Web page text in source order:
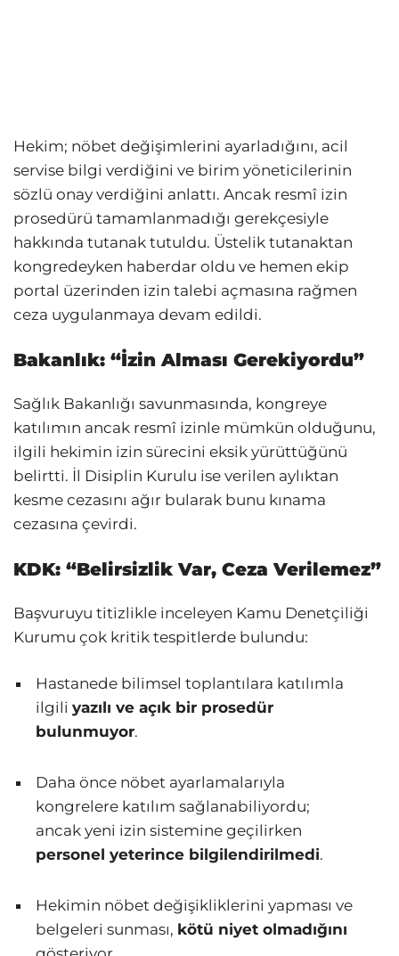
Hekim; nöbet değişimlerini ayarladığını, acil
servise bilgi verdiğini ve birim yöneticilerinin
sözlü onay verdiğini anlattı. Ancak resmî izin
prosedürü tamamlanmadığı gerekçesiyle
hakkında tutanak tutuldu. Üstelik tutanaktan
kongredeyken haberdar oldu ve hemen ekip
portal üzerinden izin talebi açmasına rağmen
ceza uygulanmaya devam edildi.
Bakanlık: “İzin Alması Gerekiyordu”
Sağlık Bakanlığı savunmasında, kongreye
katılımın ancak resmî izinle mümkün olduğunu,
ilgili hekimin izin sürecini eksik yürüttüğünü
belirtti. İl Disiplin Kurulu ise verilen aylıktan
kesme cezasını ağır bularak bunu kınama
cezasına çevirdi.
KDK: “Belirsizlik Var, Ceza Verilemez”
Başvuruyu titizlikle inceleyen Kamu Denetçiliği
Kurumu çok kritik tespitlerde bulundu:
Hastanede bilimsel toplantılara katılımla
ilgili yazılı ve açık bir prosedür
bulunmuyor.
Daha önce nöbet ayarlamalarıyla
kongrelere katılım sağlanabiliyordu;
ancak yeni izin sistemine geçilirken
personel yeterince bilgilendirilmedi.
Hekimin nöbet değişikliklerini yapması ve
belgeleri sunması, kötü niyet olmadığını